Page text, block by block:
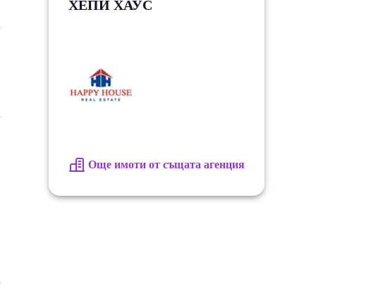
ХЕПИ ХАУС
Още имоти от същата агенция